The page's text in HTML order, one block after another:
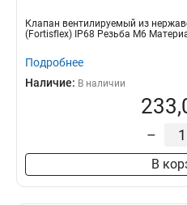
Клапан вентилируемый из
(Fortisflex) IP68 Резьба M6
Подробнее
Наличие: В наличии
–
В